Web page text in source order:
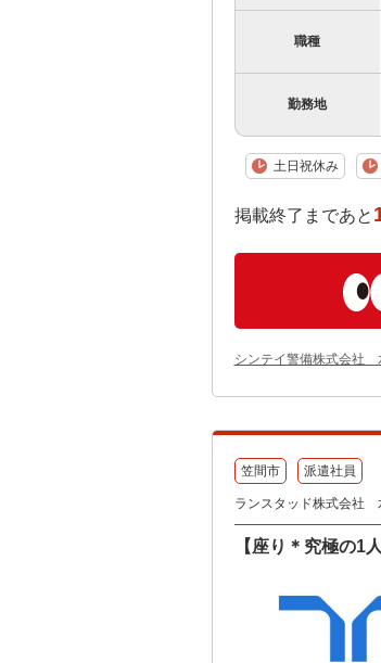
職種
勤務地
土日祝休み
掲載終了まであと
シンテイ警備株式会社
笠間市 派遣社員
ランスタッド株式会社
【座り＊究極の1